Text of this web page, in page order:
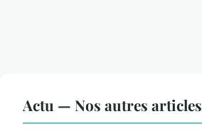
Actu — Nos autres articles